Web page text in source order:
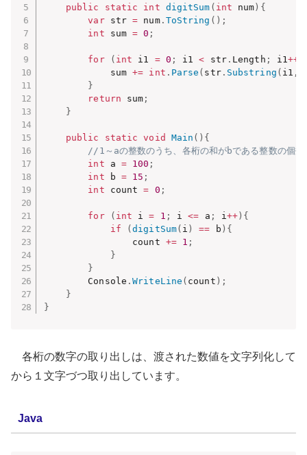
public
static int digitSum ( int num ) {
var str = num. ToString ( ) ;
int sum = 0 ;
for ( int i1 = 0 ; i1 < str. Length ; i1++
            sum
+= int . Parse ( str. Substring ( i1 ,
}
return sum ;
}
public static void Main ( ) {
//1～aの整数のうち、各桁の和がbである整数の個数
int a = 100 ;
int b = 15 ;
int count = 0 ;
for ( int i = 1 ; i <= a ; i ++ ) {
if
(digitSum( i ) == b ) {
                count
+= 1 ;
}
}
        Console
.WriteLine ( count ) ;
}
}
各桁の数字の取り出しは、渡された数値を文字列化して
から１文字づつ取り出しています。
Java